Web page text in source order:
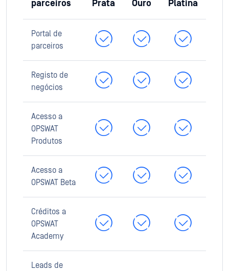
parceiros
Prata Ouro Platina
Portal de
parceiros
Registo de
negócios
Acesso a
OPSWAT
Produtos
Acesso a
OPSWAT Beta
Créditos a
OPSWAT
Academy
Leads de